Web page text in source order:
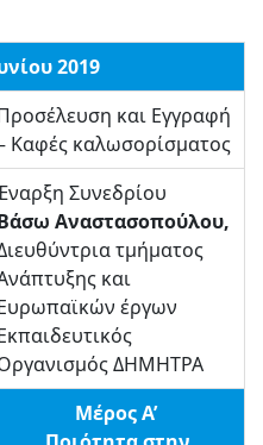
2019
και Εγγραφή
Καφές καλωσορίσματος
Συνεδρίου
Αναστασοπούλου,
τμήματος
και
έργων
ΔΗΜΗΤΡΑ
Μέρος Α’